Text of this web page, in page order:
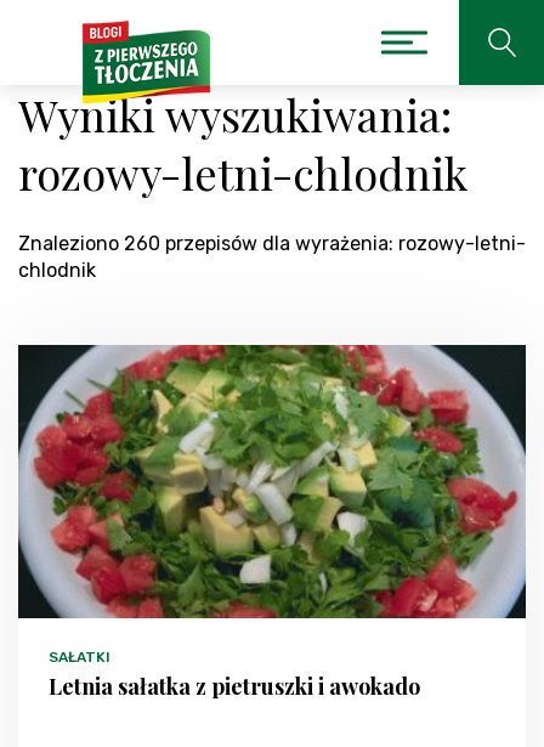
Wyniki wyszukiwania:
rozowy-letni-chlodnik
Znaleziono 260 przepisów dla wyrażenia: rozowy-letni-
chlodnik
SAŁATKI
Letnia sałatka z pietruszki i awokado